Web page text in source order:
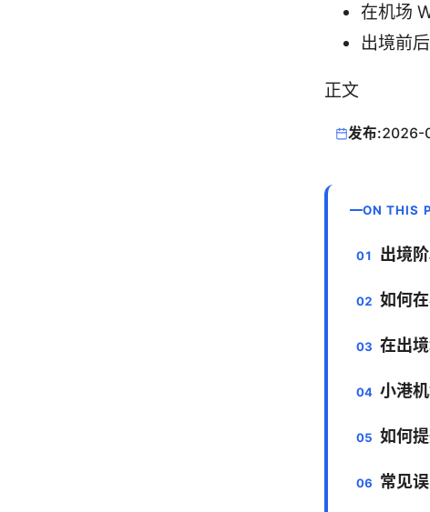
在机场
出境前
正文
发布:2026-
ON THIS
出境
如何
在出
小港
如何
常见